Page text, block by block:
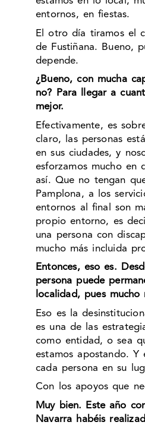
entornos, en fiestas.
El otro día tiramos el
de Fustiñana. Bueno,
depende.
¿Bueno, con mucha
no? Para llegar a
mejor.
Efectivamente, es
claro, las personas
en sus ciudades, y
esforzamos mucho en
así. Que no tengan
Pamplona, a los
entornos al final son
propio entorno, es
una persona con
mucho más incluida
Entonces, eso es.
persona puede
localidad, pues mucho
Eso es la
es una de las
como entidad, o sea
estamos apostando. Y
cada persona en su
Con los apoyos que
Muy bien. Este año
Navarra habéis